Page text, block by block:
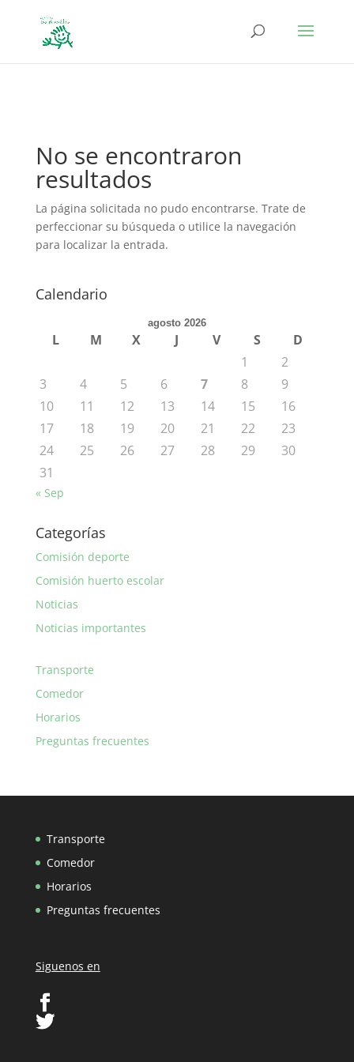
No se encontraron
resultados
La página solicitada no pudo encontrarse. Trate de
perfeccionar su búsqueda o utilice la navegación
para localizar la entrada.
Calendario
agosto 2026
L M X J V S
D
1
2
3
4 5 6 7 8
9
10
11 12 13 14 15
16
17
18 19 20 21 22
23
24
25 26 27 28 29
30
31
« Sep
Categorías
Comisión deporte
Comisión huerto escolar
Noticias
Noticias importantes
Transporte
Comedor
Horarios
Preguntas frecuentes
Transporte
Comedor
Horarios
Preguntas frecuentes
Siguenos en